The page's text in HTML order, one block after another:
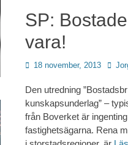
SP:
vara!
Publicerad
18 november, 2013
Den utredning
kunskapsunderlag” –
från Boverket är
fastighetsägarna. Rena